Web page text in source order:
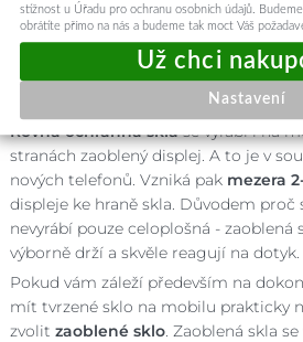
Jak se liší rovné tvrzené sklo
Rovná ochranná sklase vyrábí i na
stranách zaoblený displej. A to je v
nových telefonů. Vzniká pak mezera
displeje ke hraně skla. Důvodem proč
nevyrábí pouze celoplošná - zaoblená
výborně drží a skvěle reagují na dotyk.
Pokud vám záleží především na
mít tvrzené sklo na mobilu prakticky
zvolit zaoblené sklo. Zaoblená skla
stížnost u Úřadu pro ochranu osobních údajů.
obrátíte přímo na nás a budeme tak moct Váš
Nastavení